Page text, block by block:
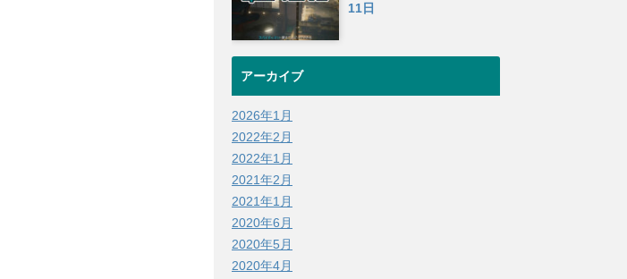
11日
アーカイブ
2026年1月
2022年2月
2022年1月
2021年2月
2021年1月
2020年6月
2020年5月
2020年4月